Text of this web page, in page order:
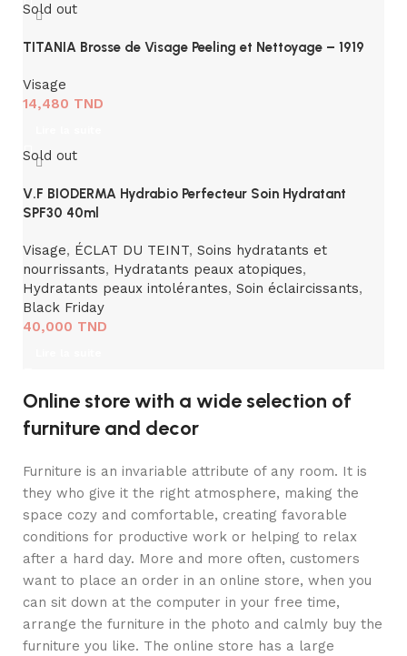
Sold out
TITANIA Brosse de Visage Peeling et Nettoyage – 1919
Visage
14,480 TND
Sold out
V.F BIODERMA Hydrabio Perfecteur Soin Hydratant
SPF30 40ml
Visage, ÉCLAT DU TEINT, Soins hydratants et
nourrissants, Hydratants peaux atopiques,
Hydratants peaux intolérantes, Soin éclaircissants,
Black Friday
40,000 TND
Online store with a wide selection of
furniture and decor
Furniture is an invariable attribute of any room. It is
they who give it the right atmosphere, making the
space cozy and comfortable, creating favorable
conditions for productive work or helping to relax
after a hard day. More and more often, customers
want to place an order in an online store, when you
can sit down at the computer in your free time,
arrange the furniture in the photo and calmly buy the
furniture you like. The online store has a large